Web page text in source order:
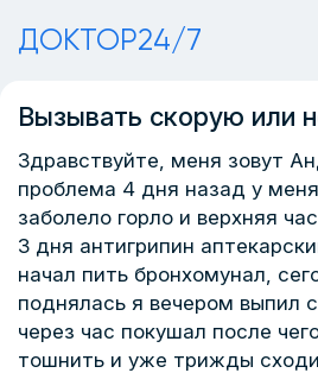
ДОКТОР24/7
Вызывать скорую или
Здравствуйте, меня зовут
проблема 4 дня назад у
заболело горло и верхняя
3 дня антигрипин
начал пить бронхомунал,
поднялась я вечером выпил
через час покушал после
тошнить и уже трижды